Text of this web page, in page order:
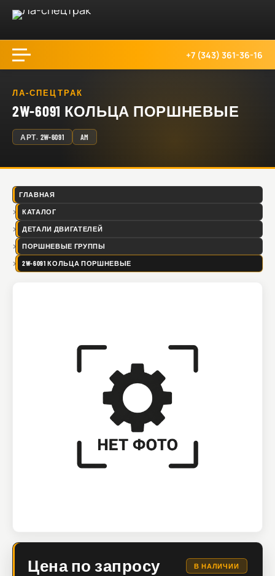
+7 (343) 361-36-16
ЛА-СПЕЦТРАК
2W-6091 КОЛЬЦА ПОРШНЕВЫЕ
АРТ. 2W-6091 AM
ГЛАВНАЯ
КАТАЛОГ
ДЕТАЛИ ДВИГАТЕЛЕЙ
ПОРШНЕВЫЕ ГРУППЫ
2W-6091 КОЛЬЦА ПОРШНЕВЫЕ
Цена по запросу В НАЛИЧИИ